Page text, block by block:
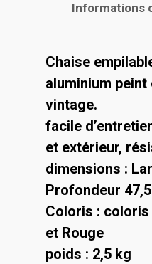
Informations
Chaise
aluminium
vintage.
facile
et extérieur,
dimensions :
Profondeur
Coloris : coloris
et Rouge
poids : 2,5 kg